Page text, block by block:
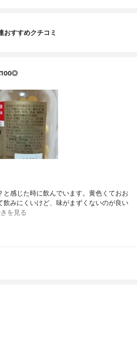
おすすめクチコミ
100◎
と感じた時に飲んでいます。黄色くておお
飲みにくいけど、味がまずくないのが良い
を見る